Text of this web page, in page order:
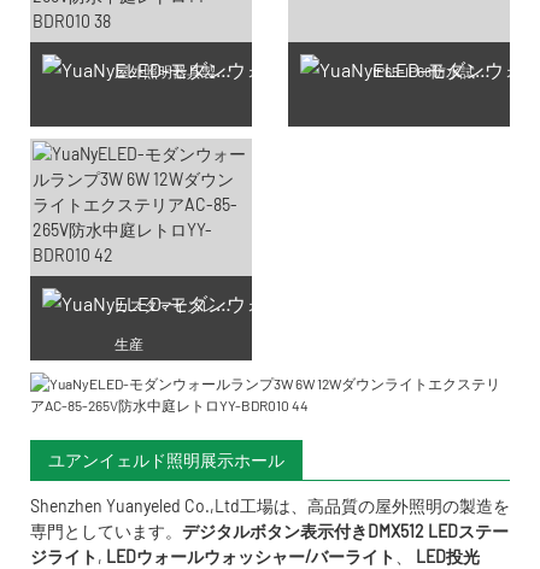
屋外照明器具製造工房 IP65-IP68防水試験生産
カスタマイズレーザー彫刻
生産
ユアンイェルド照明展示ホール
Shenzhen Yuanyeled Co.,Ltd工場は、高品質の屋外照明の製造を
専門としています。 デジタルボタン表示付きDMX512 LEDステー
ジライト, LEDウォールウォッシャー/バーライト
LED投光